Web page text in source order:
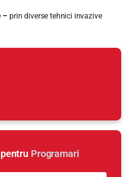
– prin diverse tehnici invazive
Programari